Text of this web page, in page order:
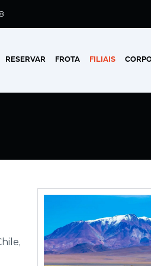
RESERVAR FROTA FILIAIS